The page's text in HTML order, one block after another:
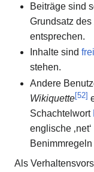
Beiträge sind
Grundsatz des
entsprechen.
Inhalte sind frei
stehen.
Andere
Wikiquette[52]
Schachtelwort
englische
Als